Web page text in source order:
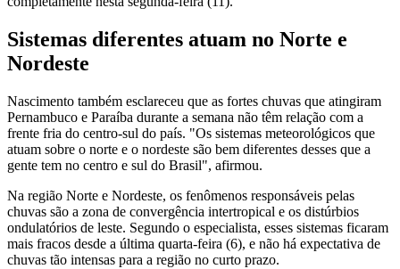
Sistemas diferentes atuam no Norte e
Nordeste
Nascimento também esclareceu que as fortes chuvas que atingiram
Pernambuco e Paraíba durante a semana não têm relação com a
frente fria do centro-sul do país. "Os sistemas meteorológicos que
atuam sobre o norte e o nordeste são bem diferentes desses que a
gente tem no centro e sul do Brasil", afirmou.
Na região Norte e Nordeste, os fenômenos responsáveis pelas
chuvas são a zona de convergência intertropical e os distúrbios
ondulatórios de leste. Segundo o especialista, esses sistemas ficaram
mais fracos desde a última quarta-feira (6), e não há expectativa de
chuvas tão intensas para a região no curto prazo.